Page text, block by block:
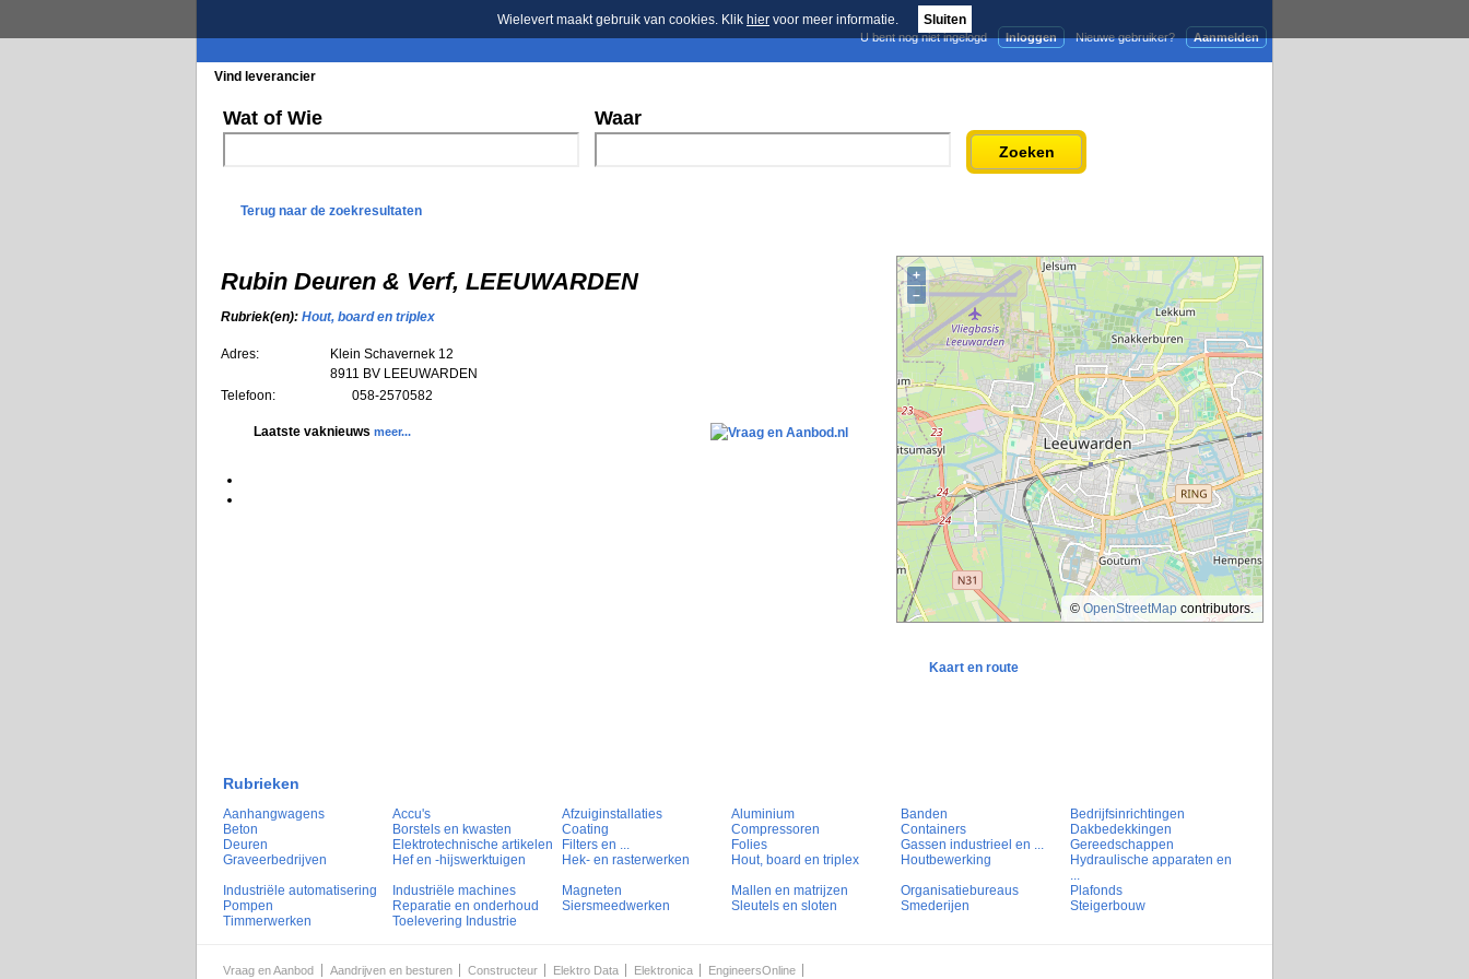
Wielevert maakt gebruik van cookies. Klik hier voor meer informatie. Sluiten
Aanmelden
Nieuwe gebruiker?
Inloggen
U bent nog niet ingelogd
Vind leverancier
Wat of Wie Waar
Zoeken
Terug naar de zoekresultaten
Rubin Deuren & Verf, LEEUWARDEN
Rubriek(en): Hout, board en triplex
Adres:
Klein Schavernek 12
8911 BV LEEUWARDEN
Telefoon:
058-2570582
Laatste vaknieuws meer...
+
–
© OpenStreetMap contributors.
Kaart en route
Rubrieken
Aanhangwagens Accu's Afzuiginstallaties Aluminium Banden
Bedrijfsinrichtingen
Beton
Borstels en kwasten Coating Compressoren Containers
Dakbedekkingen
Deuren
Elektrotechnische artikelen Filters en ... Folies Gassen industrieel en ...
Gereedschappen
Graveerbedrijven
Hef en -hijswerktuigen Hek- en rasterwerken Hout, board en triplex Houtbewerking
Hydraulische apparaten en
...
Industriële automatisering
Industriële machines Magneten Mallen en matrijzen Organisatiebureaus
Plafonds
Pompen
Reparatie en onderhoud Siersmeedwerken Sleutels en sloten Smederijen
Steigerbouw
Timmerwerken
Toelevering Industrie
Vraag en Aanbod Aandrijven en besturen Constructeur Elektro Data Elektronica EngineersOnline